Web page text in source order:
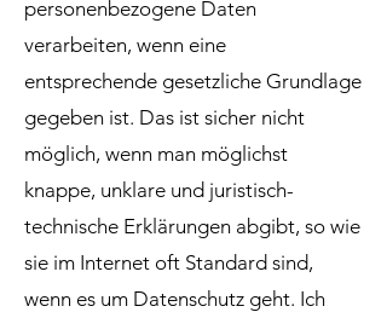
personenbezogene Daten
verarbeiten, wenn eine
entsprechende gesetzliche Grundlage
gegeben ist. Das ist sicher nicht
möglich, wenn man möglichst
knappe, unklare und juristisch-
technische Erklärungen abgibt, so wie
sie im Internet oft Standard sind,
wenn es um Datenschutz geht. Ich